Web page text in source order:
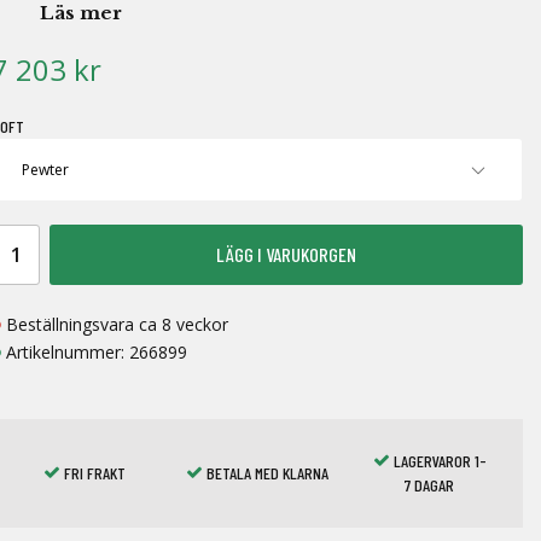
Läs mer
203 kr
LÄGG I VARUKORGEN
Beställningsvara ca 8 veckor
Artikelnummer: 266899
FRI FRAKT BETALA MED KLARNA
LAGERVAROR 1-
7 DAGAR